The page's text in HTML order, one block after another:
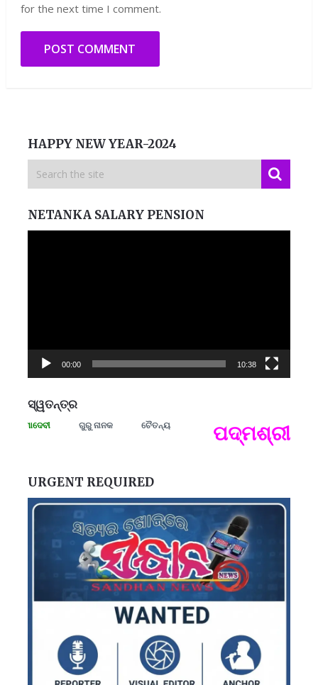
for the next time I comment.
HAPPY NEW YEAR-2024
NETANKA SALARY PENSION
00:00 10:38
ସ୍ୱତନ୍ତ୍ର
ଗୁରୁ ନାନକ ଚୈତନ୍ୟ ପଦ୍ମଶ୍ରୀ
URGENT REQUIRED